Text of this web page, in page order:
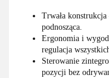
Trwała
podnosząca.
Ergonomia i
regulacja
Sterowanie
pozycji bez